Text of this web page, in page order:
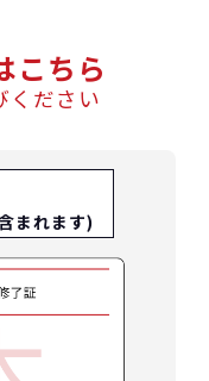
こちら
ください
まれます)